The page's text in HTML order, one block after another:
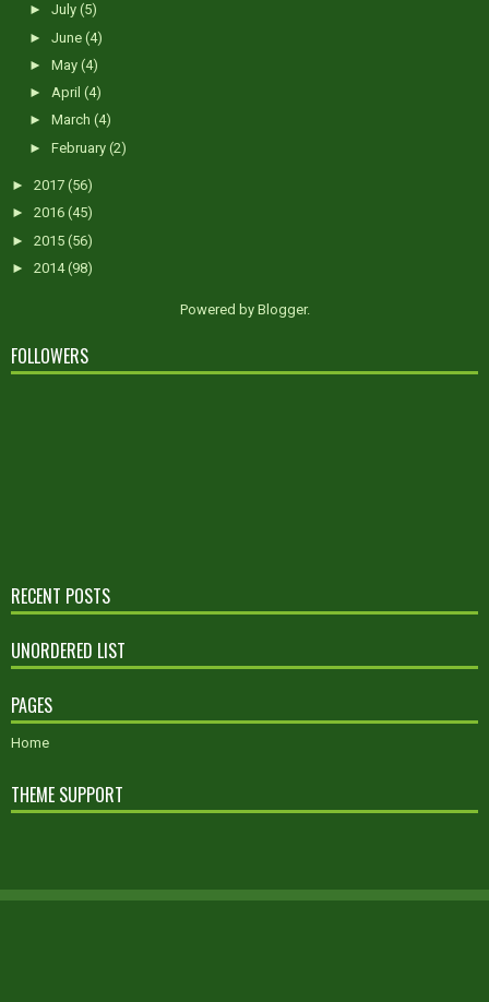
► July (5)
► June (4)
► May (4)
► April (4)
► March (4)
► February (2)
► 2017 (56)
► 2016 (45)
► 2015 (56)
► 2014(98)
Powered by Blogger.
FOLLOWERS
RECENT POSTS
UNORDERED LIST
PAGES
Home
THEME SUPPORT